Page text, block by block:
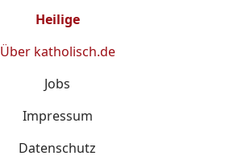
Heilige
Über katholisch.de
Jobs
Impressum
Datenschutz